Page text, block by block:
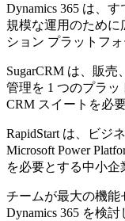
Dynamics 365 は、
規模な運用のために
ション プラットフ
SugarCRM は、販
管理を 1 つのプラ
CRM スイートを必
RapidStart は、ビジ
Microsoft Power
を必要とする中小企
チームが最大の機能
Dynamics 365 を検